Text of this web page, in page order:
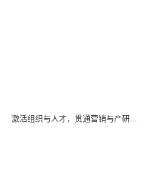
激活组织与人才，贯通营销与产研...